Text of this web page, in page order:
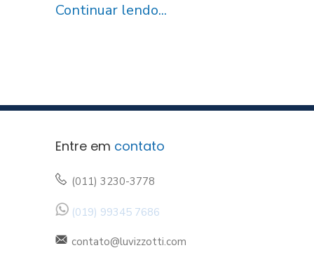
Continuar lendo...
Entre em contato
(011) 3230-3778
(019) 99345 7686
contato@luvizzotti.com